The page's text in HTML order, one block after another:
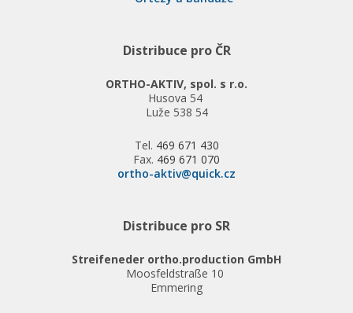
Distribuce pro ČR
ORTHO-AKTIV, spol. s r.o.
Husova 54
Luže 538 54
Tel. 469 671 430
Fax. 469 671 070
ortho-aktiv@quick.cz
Distribuce pro SR
Streifeneder ortho.production GmbH
Moosfeldstraße 10
Emmering